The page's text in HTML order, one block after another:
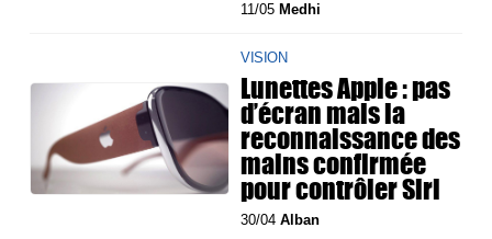
11/05 Medhi
VISION
Lunettes Apple : pas
d’écran mais la
reconnaissance des
mains confirmée
pour contrôler Siri
30/04Alban